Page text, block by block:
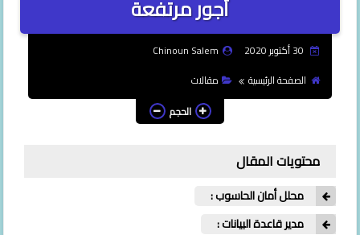
تصميم
فوتوشوب
أجور مرتفعة
Chinoun Salem
الصفحة الرئيسية
مقالات
الحجم
محتويات المقال
محلل أمان الحاسوب :
مدير قاعدة البيانات :